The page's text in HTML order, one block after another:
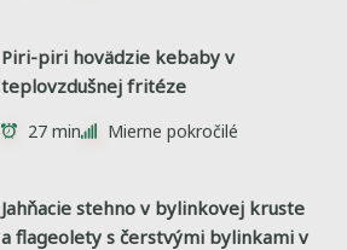
Piri-piri hovädzie kebaby v
teplovzdušnej fritéze
27 min Mierne pokročilé
Jahňacie stehno v bylinkovej kruste
a flageolety s čerstvými bylinkami v